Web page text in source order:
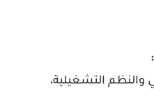
التشغيلية،